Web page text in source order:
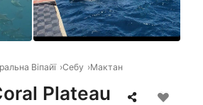
Віпайї Себу Мактан
Plateau